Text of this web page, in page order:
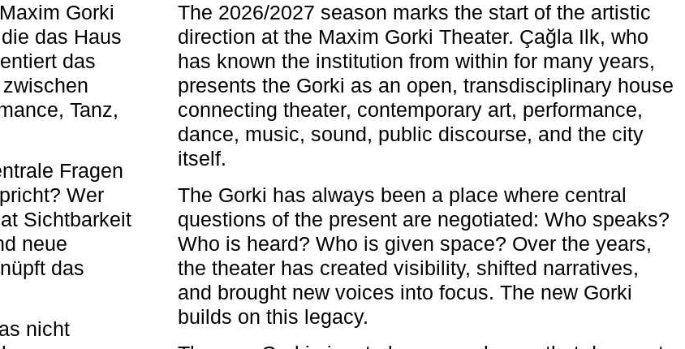
Gorki
das Haus
das
Tanz,
Fragen
Wer
Sichtbarkeit
neue
das
nicht
The 2026/2027 season marks the start of the artistic
direction at the Maxim Gorki Theater. Çağla Ilk, who
has known the institution from within for many years,
presents the Gorki as an open, transdisciplinary house
connecting theater, contemporary art, performance,
dance, music, sound, public discourse, and the city
itself.
The Gorki has always been a place where central
questions of the present are negotiated: Who speaks?
Who is heard? Who is given space? Over the years,
the theater has created visibility, shifted narratives,
and brought new voices into focus. The new Gorki
builds on this legacy.